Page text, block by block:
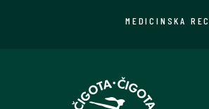
MEDICINSKA